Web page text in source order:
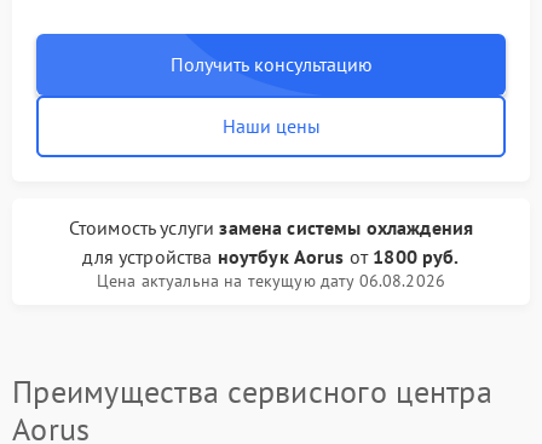
Получить консультацию
Наши цены
Стоимость услугизамена системы охлаждения
для устройства ноутбук Aorus от 1800 руб.
Цена актуальна на текущую дату 06.08.2026
Преимущества сервисного центра
Aorus